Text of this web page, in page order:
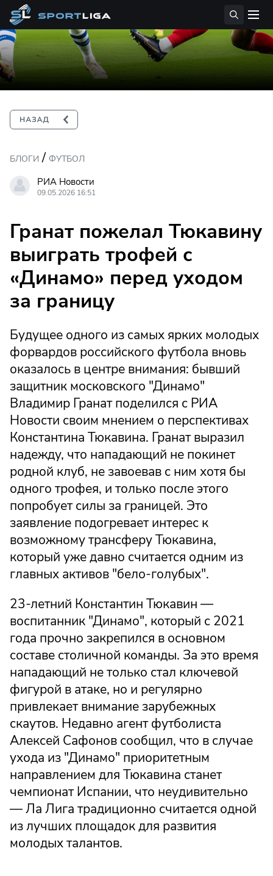
БЛОГИ / ФУТБОЛ
РИА Новости
09.05.2026 16:51
Гранат пожелал Тюкавину
выиграть трофей с
«Динамо» перед уходом
за границу
Будущее одного из самых ярких молодых
форвардов российского футбола вновь
оказалось в центре внимания: бывший
защитник московского "Динамо"
Владимир Гранат поделился с РИА
Новости своим мнением о перспективах
Константина Тюкавина. Гранат выразил
надежду, что нападающий не покинет
родной клуб, не завоевав с ним хотя бы
одного трофея, и только после этого
попробует силы за границей. Это
заявление подогревает интерес к
возможному трансферу Тюкавина,
который уже давно считается одним из
главных активов "бело-голубых".
23-летний Константин Тюкавин —
воспитанник "Динамо", который с 2021
года прочно закрепился в основном
составе столичной команды. За это время
нападающий не только стал ключевой
фигурой в атаке, но и регулярно
привлекает внимание зарубежных
скаутов. Недавно агент футболиста
Алексей Сафонов сообщил, что в случае
ухода из "Динамо" приоритетным
направлением для Тюкавина станет
чемпионат Испании, что неудивительно
— Ла Лига традиционно считается одной
из лучших площадок для развития
молодых талантов.